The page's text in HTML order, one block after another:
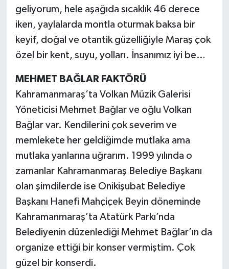
geliyorum, hele aşağıda sıcaklık 46 derece
iken, yaylalarda montla oturmak baksa bir
keyif, doğal ve otantik güzelliğiyle Maraş çok
özel bir kent, suyu, yolları. İnsanımız iyi be…
MEHMET BAĞLAR FAKTÖRÜ
Kahramanmaraş’ta Volkan Müzik Galerisi
Yöneticisi Mehmet Bağlar ve oğlu Volkan
Bağlar var. Kendilerini çok severim ve
memlekete her geldiğimde mutlaka ama
mutlaka yanlarına uğrarım. 1999 yılında o
zamanlar Kahramanmaraş Belediye Başkanı
olan şimdilerde ise Onikişubat Belediye
Başkanı Hanefi Mahçiçek Beyin döneminde
Kahramanmaraş’ta Atatürk Parkı’nda
Belediyenin düzenlediği Mehmet Bağlar’ın da
organize ettiği bir konser vermiştim. Çok
güzel bir konserdi.